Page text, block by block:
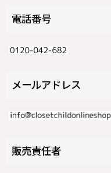
電話番号
メールアドレス
販売責任者